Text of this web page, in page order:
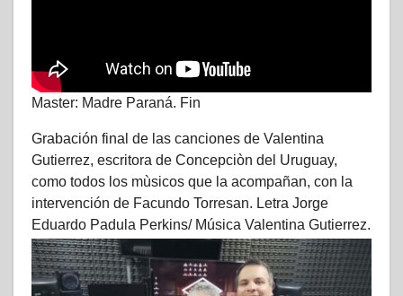
Master: Madre Paraná. Fin
Grabación final de las canciones de Valentina
Gutierrez, escritora de Concepciòn del Uruguay,
como todos los mùsicos que la acompañan, con la
intervención de Facundo Torresan. Letra Jorge
Eduardo Padula Perkins/ Música Valentina Gutierrez.